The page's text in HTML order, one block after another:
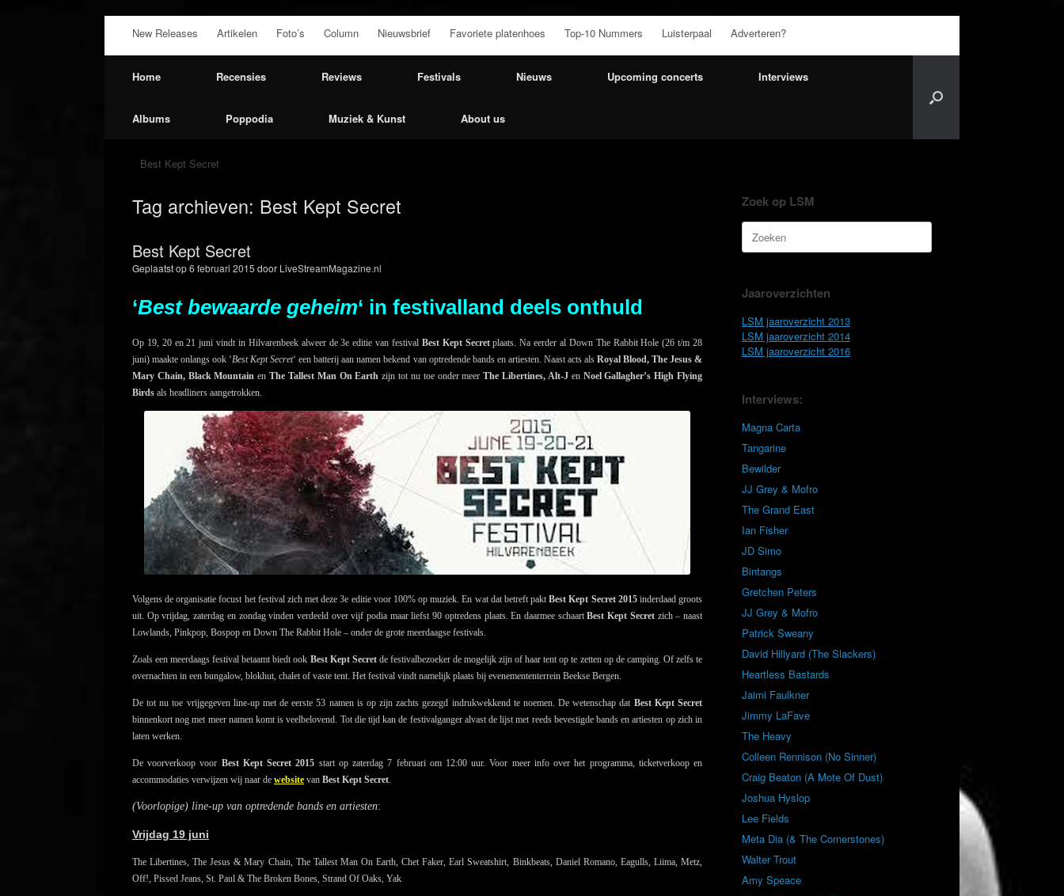
de
New Releases Artikelen Foto’s Column Nieuwsbrief Favoriete platenhoes Top-10 Nummers Luisterpaal Adverteren?
Home Recensies Reviews Festivals Nieuws Upcoming concerts Interviews
Albums Poppodia Muziek & Kunst About us
Best Kept Secret
Tag archieven: Best Kept Secret
Best Kept Secret
Geplaatst op6 februari 2015 door LiveStreamMagazine.nl
‘Best bewaarde geheim‘ in festivalland deels onthuld
Op 19, 20 en 21 juni vindt in Hilvarenbeek alweer de 3e editie van festival Best Kept Secretplaats. Na eerder al Down The Rabbit Hole (26 t/m 28
juni) maakte onlangs ook ‘Best Kept Secret‘ een batterij aan namen bekend van optredende bands en artiesten. Naast acts als Royal Blood, The Jesus &
Mary Chain, Black Mountainen The Tallest Man On Earth zijn tot nu toe onder meerThe Libertines, Alt-J enNoel Gallagher’s High Flying
Birds als headliners aangetrokken.
Volgens de organisatie focust het festival zich met deze 3e editie voor 100% op muziek. En wat dat betreft paktBest Kept Secret 2015inderdaad groots
uit. Op vrijdag, zaterdag en zondag vinden verdeeld over vijf podia maar liefst 90 optredens plaats. En daarmee schaartBest Kept Secretzich – naast
Lowlands, Pinkpop, Bospop en Down The Rabbit Hole – onder de grote meerdaagse festivals.
Zoals een meerdaags festival betaamt biedt ook Best Kept Secretde festivalbezoeker de mogelijk zijn of haar tent op te zetten op de camping. Of zelfs te
overnachten in een bungalow, blokhut, chalet of vaste tent. Het festival vindt namelijk plaats bij evenemententerrein Beekse Bergen.
De tot nu toe vrijgegeven line-up met de eerste 53 namen is op zijn zachts gezegd indrukwekkend te noemen. De wetenschap dat Best Kept Secret
binnenkort nog met meer namen komt is veelbelovend. Tot die tijd kan de festivalganger alvast de lijst met reeds bevestigde bands en artiesten op zich in
laten werken.
De voorverkoop voor Best Kept Secret 2015 start op zaterdag 7 februari om 12:00 uur. Voor meer info over het programma, ticketverkoop en
accommodaties verwijzen wij naar de website van Best Kept Secret.
(Voorlopige) line-up van optredende bands en artiesten:
Vrijdag 19 juni
The Libertines, The Jesus & Mary Chain, The Tallest Man On Earth, Chet Faker, Earl Sweatshirt, Binkbeats, Daniel Romano, Eagulls, Liima, Metz,
Off!, Pissed Jeans, St. Paul & The Broken Bones, Strand Of Oaks, Yak
Zoek op LSM
Zoeken
naar:
Jaaroverzichten
LSM jaaroverzicht 2013
LSM jaaroverzicht 2014
LSM jaaroverzicht 2016
Interviews:
Magna Carta
Tangarine
Bewilder
JJ Grey & Mofro
The Grand East
Ian Fisher
JD Simo
Bintangs
Gretchen Peters
JJ Grey & Mofro
Patrick Sweany
David Hillyard (The Slackers)
Heartless Bastards
Jaimi Faulkner
Jimmy LaFave
The Heavy
Colleen Rennison (No Sinner)
Craig Beaton (A Mote Of Dust)
Joshua Hyslop
Lee Fields
Meta Dia (& The Cornerstones)
Walter Trout
Amy Speace